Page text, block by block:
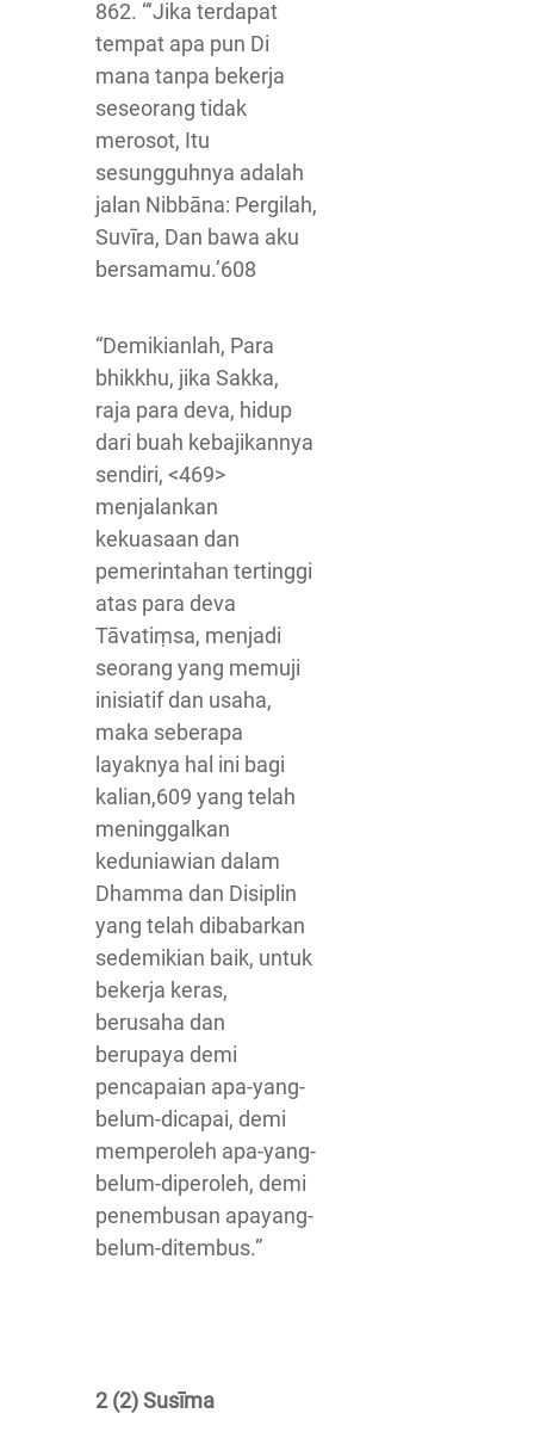
862. “‘Jika terdapat
tempat apa pun Di
mana tanpa bekerja
seseorang tidak
merosot, Itu
sesungguhnya adalah
jalan Nibbāna: Pergilah,
Suvīra, Dan bawa aku
bersamamu.’608
“Demikianlah, Para
bhikkhu, jika Sakka,
raja para deva, hidup
dari buah kebajikannya
sendiri, <469>
menjalankan
kekuasaan dan
pemerintahan tertinggi
atas para deva
Tāvatiṃsa, menjadi
seorang yang memuji
inisiatif dan usaha,
maka seberapa
layaknya hal ini bagi
kalian,609 yang telah
meninggalkan
keduniawian dalam
Dhamma dan Disiplin
yang telah dibabarkan
sedemikian baik, untuk
bekerja keras,
berusaha dan
berupaya demi
pencapaian apa-yang-
belum-dicapai, demi
memperoleh apa-yang-
belum-diperoleh, demi
penembusan apayang-
belum-ditembus.”
2 (2) Susīma